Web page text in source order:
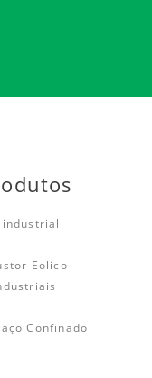
Eolico
Confinado